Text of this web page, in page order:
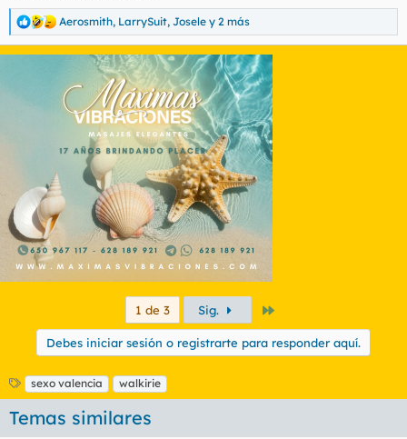
R
e
a
Aerosmith, LarrySuit, Josele y 2 más
1 de 3 Sig.
Debes iniciar sesión o registrarte para responder aquí.
E
t
i
sexo valencia walkirie
Temas similares